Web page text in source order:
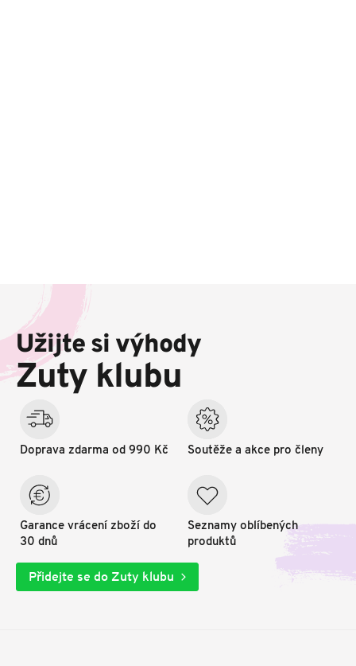
a
í
Užijte si výhody
Zuty klubu
Doprava zdarma od 990 Kč
Garance vrácení zboží do
30 dnů
Soutěže a akce pro členy
Seznamy oblíbených
produktů
Přidejte se do Zuty klubu